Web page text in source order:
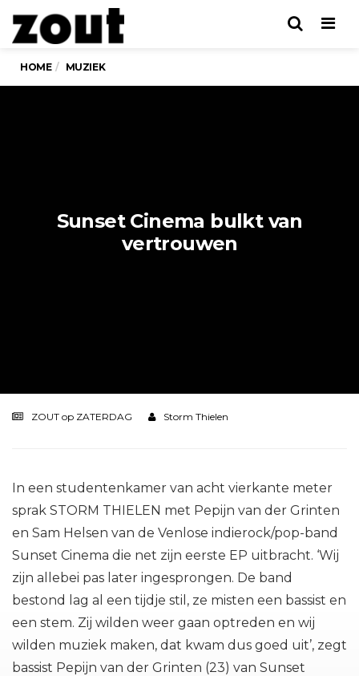
HOME MUZIEK
Sunset Cinema bulkt van
vertrouwen
ZOUT op ZATERDAG Storm Thielen
In een studentenkamer van acht vierkante meter
sprak STORM THIELEN met Pepijn van der Grinten
en Sam Helsen van de Venlose indierock/pop-band
Sunset Cinema die net zijn eerste EP uitbracht. ‘Wij
zijn allebei pas later ingesprongen. De band
bestond lag al een tijdje stil, ze misten een bassist en
een stem. Zij wilden weer gaan optreden en wij
wilden muziek maken, dat kwam dus goed uit’, zegt
bassist Pepijn van der Grinten (23) van Sunset